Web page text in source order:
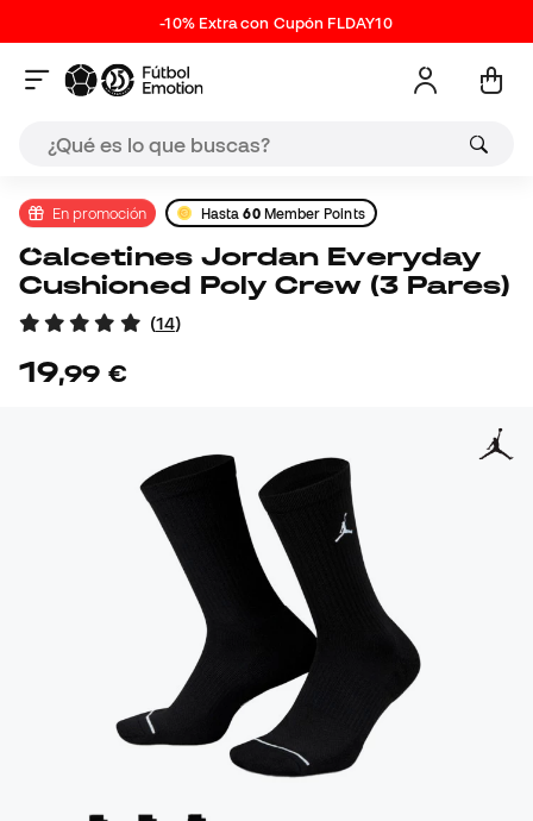
-10% Extra con Cupón FLDAY10
En promoción Hasta60Member Points
Calcetines Jordan Everyday
Cushioned Poly Crew (3 Pares)
(14)
19,99 €